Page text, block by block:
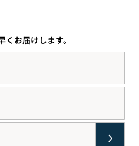
採用情報
お届けします。